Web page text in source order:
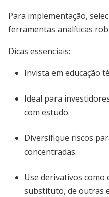
Para implementação,
ferramentas analíticas
Dicas essenciais:
Invista em educação
Ideal para
com estudo.
Diversifique riscos
concentradas.
Use derivativos como
substituto, de outras